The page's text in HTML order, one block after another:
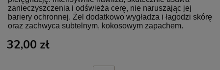
zanieczyszczenia i odświeża cerę, nie naruszając jej
bariery ochronnej. Żel dodatkowo wygładza i łagodzi skórę
oraz zachwyca subtelnym, kokosowym zapachem.
32,00 zł